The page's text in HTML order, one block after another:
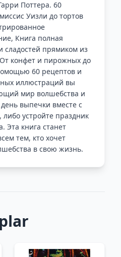
Поттера. 60
Уизли до тортов
Книга полная
прямиком из
конфет и пирожных до
60 рецептов и
иллюстраций вы
мир волшебства и
выпечки вместе с
устройте праздник
Эта книга станет
тем, кто хочет
в свою жизнь.